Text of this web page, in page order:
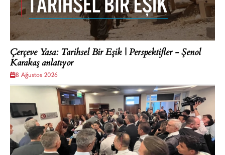
Çerçeve Yasa: Tarihsel Bir Eşik | Perspektifler - Şenol
Karakaş anlatıyor
8 Ağustos 2026